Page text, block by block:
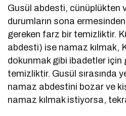
Gusül abdesti, cünüplükten
durumların sona
gereken farz bir temizliktir.
abdesti) ise namaz kılmak,
dokunmak gibi ibadetler için
temizliktir. Gusül sırasında
namaz abdestini bozar ve
namaz kılmak istiyorsa,